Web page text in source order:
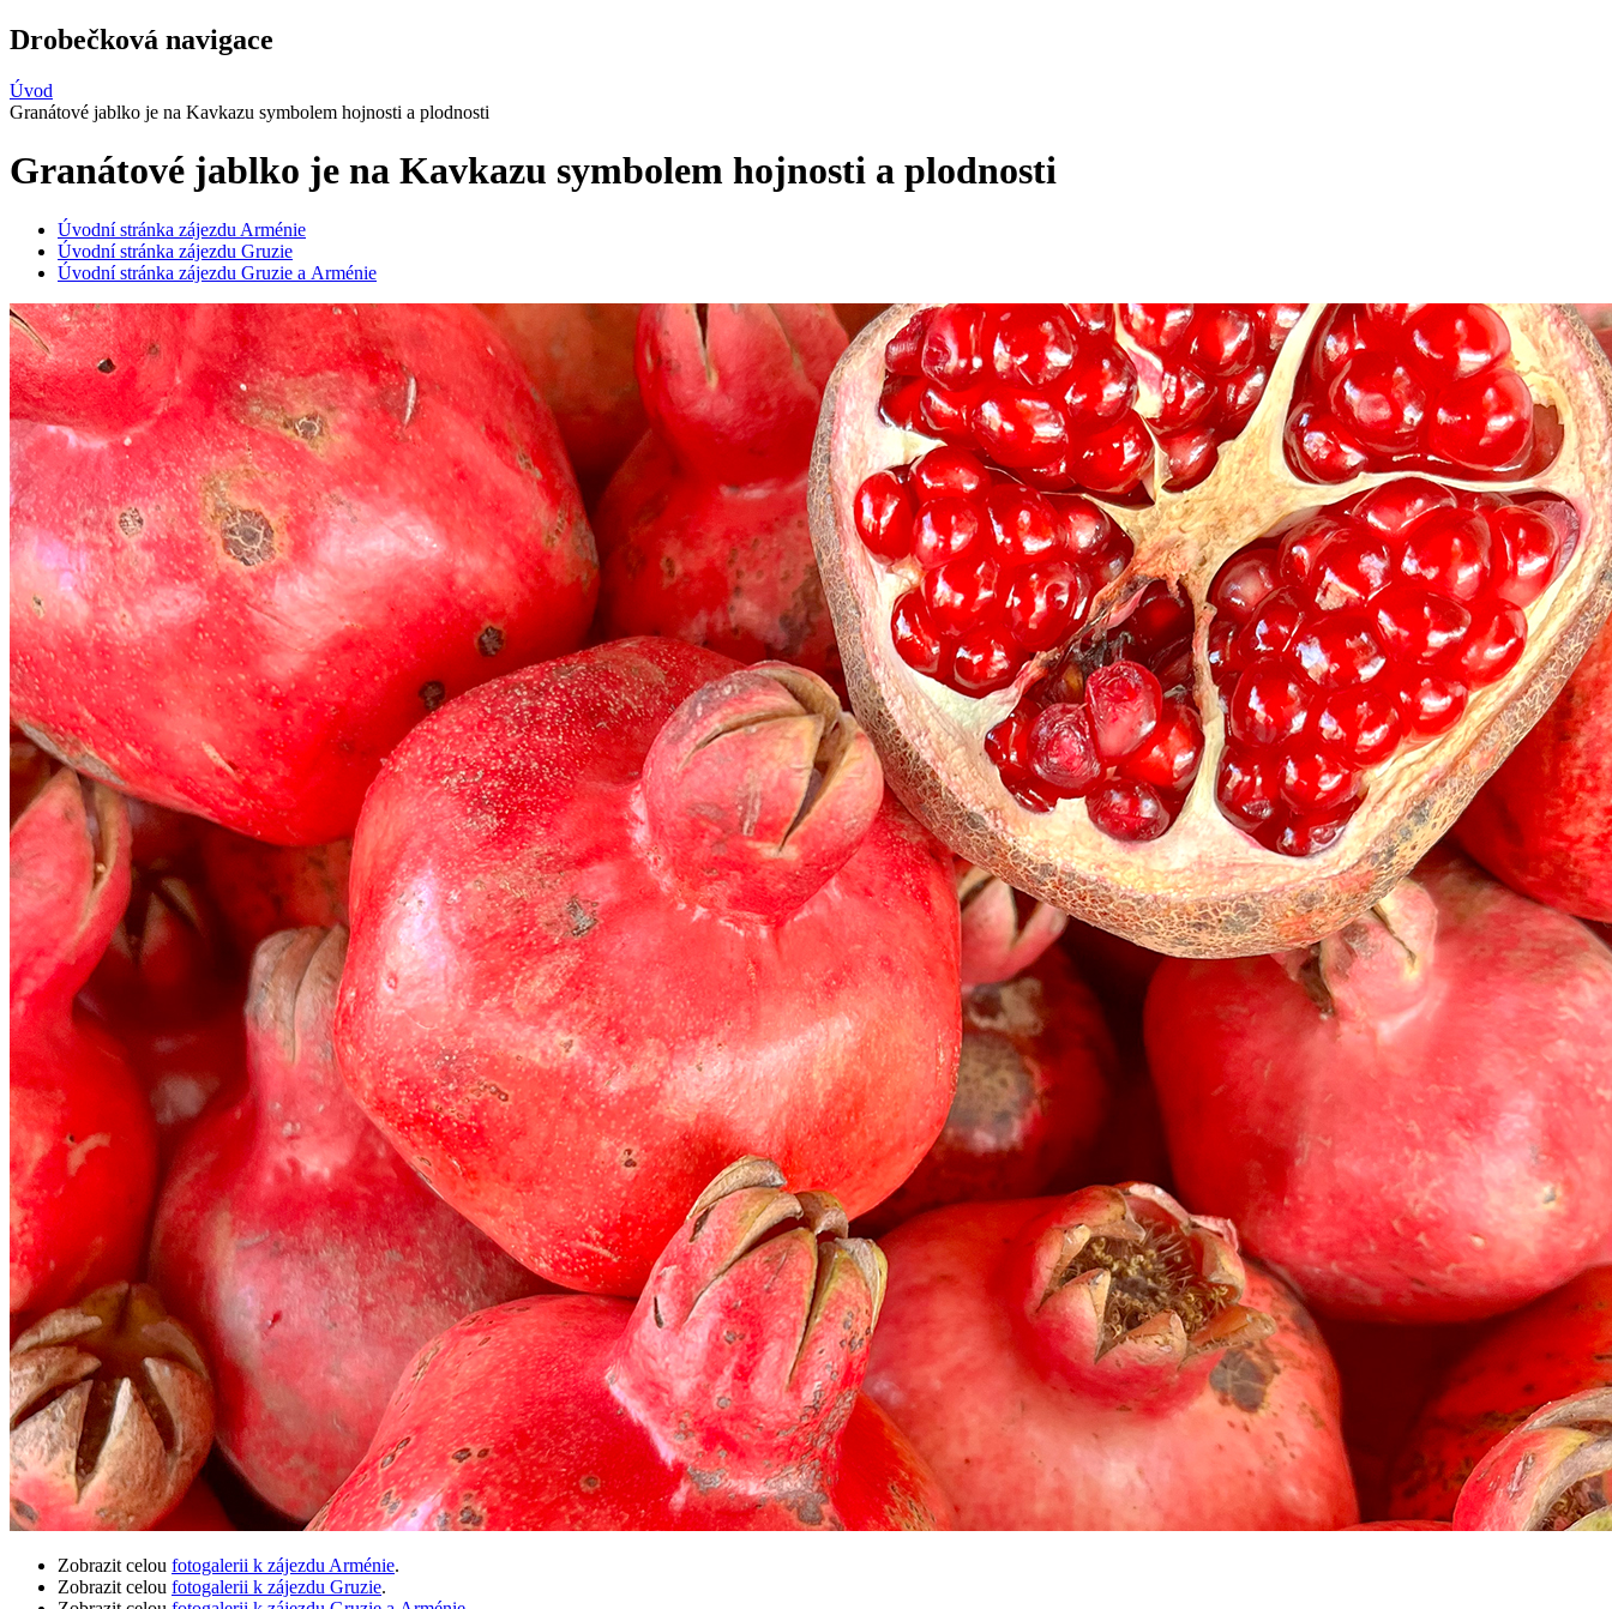
Drobečková navigace
Úvod
Granátové jablko je na Kavkazu symbolem hojnosti a plodnosti
Granátové jablko je na Kavkazu symbolem hojnosti a plodnosti
Úvodní stránka zájezdu Arménie
Úvodní stránka zájezdu Gruzie
Úvodní stránka zájezdu Gruzie a Arménie
Zobrazit celou fotogalerii k zájezdu Arménie.
Zobrazit celou fotogalerii k zájezdu Gruzie.